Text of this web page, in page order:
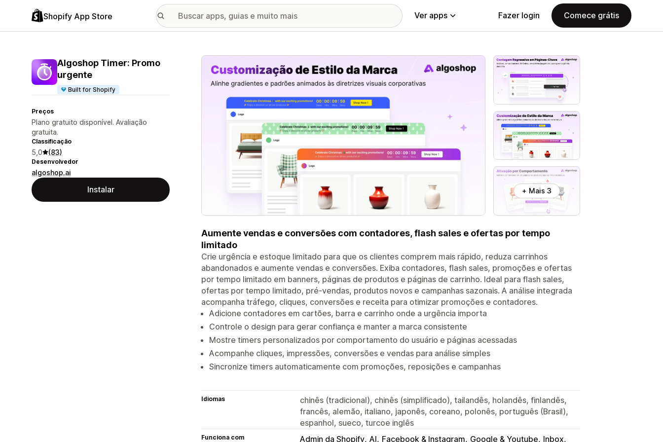
Shopify App Store Ver apps Fazer login Comece grátis
Algoshop Timer: Promo
urgente
Built for Shopify
Preços
Plano gratuito disponível. Avaliação
gratuita.
Classificação
5,0 (83)
Desenvolvedor
algoshop.ai
Instalar
Galeria de imagens em destaque
+ Mais 3
Aumente vendas e conversões com contadores, flash sales e ofertas por tempo
limitado
Crie urgência e estoque limitado para que os clientes comprem mais rápido, reduza carrinhos
abandonados e aumente vendas e conversões. Exiba contadores, flash sales, promoções e ofertas
por tempo limitado em banners, páginas de produtos e páginas de carrinho. Ideal para flash sales,
ofertas por tempo limitado, pré-vendas, produtos novos e campanhas sazonais. A análise integrada
acompanha tráfego, cliques, conversões e receita para otimizar promoções e contadores.
Adicione contadores em cartões, barra e carrinho onde a urgência importa
Controle o design para gerar confiança e manter a marca consistente
Mostre timers personalizados por comportamento do usuário e páginas acessadas
Acompanhe cliques, impressões, conversões e vendas para análise simples
Sincronize timers automaticamente com promoções, reposições e campanhas
Idiomas
chinês (tradicional), chinês (simplificado), tailandês, holandês, finlandês,
francês, alemão, italiano, japonês, coreano, polonês, português (Brasil),
espanhol, sueco, turcoe inglês
Funciona com Admin da Shopify AI Facebook & Instagram Google & Youtube Inbox